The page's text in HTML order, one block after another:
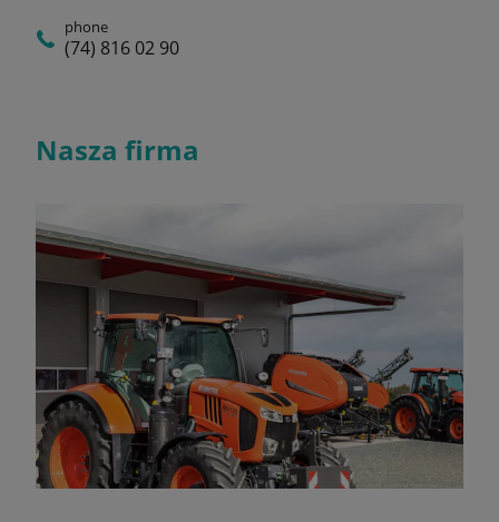
phone
(74) 816 02 90
Nasza firma